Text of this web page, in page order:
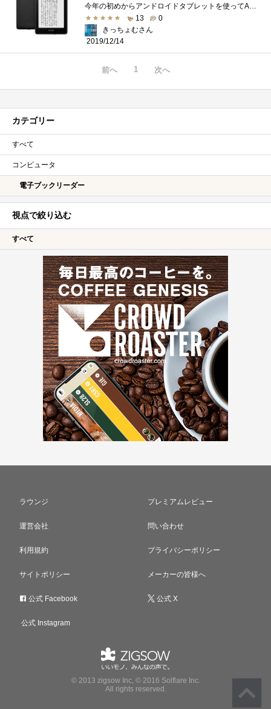
今年の初めからアンドロイドタブレットを使ってAmazonPrimeのKndle本を読んでいました。液晶サイズが大きいので文字も読みやすく、割と良かったの�...
13
0
きっちょむさん
2019/12/14
前へ 1 次へ
カテゴリー
すべて
コンピュータ
電子ブックリーダー
視点で絞り込む
すべて
ラウンジ プレミアムレビュー
運営会社 問い合わせ
利用規約 プライバシーポリシー
サイトポリシー メーカーの皆様へ
公式 Facebook 公式 X
公式 Instagram
© 2013 zigsow Inc, © 2016 Solflare Inc.
All rights reserved.